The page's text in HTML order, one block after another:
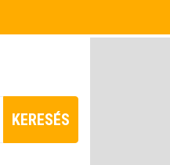
KERESÉS